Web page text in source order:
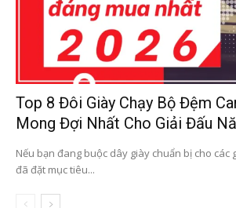
Top 8 Đôi Giày Chạy Bộ Đệm
Mong Đợi Nhất Cho Giải Đấu
Nếu bạn đang buộc dây giày chuẩn bị cho các
đã đặt mục tiêu...